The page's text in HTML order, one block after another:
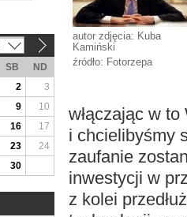
autor zdjęcia: Kuba
Kamiński
źródło: Fotorzepa
włączając w
i chcielibyśmy
zaufanie
inwestycji w
z kolei
SB
ND
2
3
9
10
16
17
23
24
30